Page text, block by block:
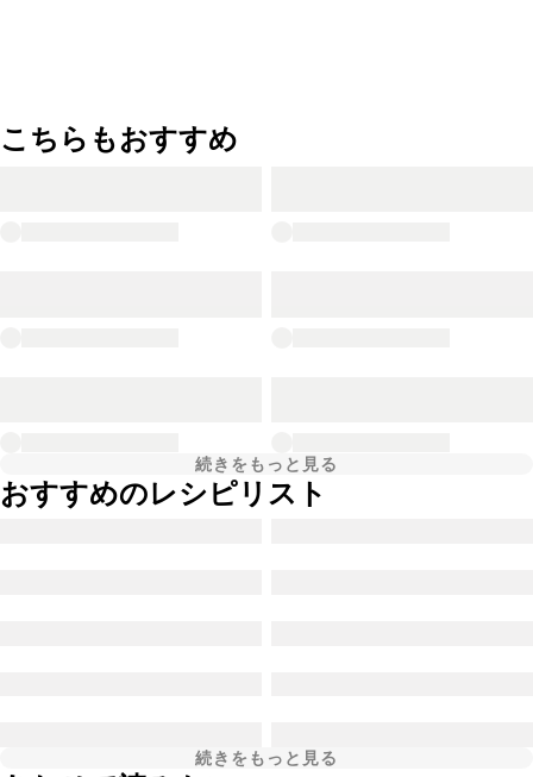
こちらもおすすめ
続きをもっと見る
おすすめのレシピリスト
続きをもっと見る